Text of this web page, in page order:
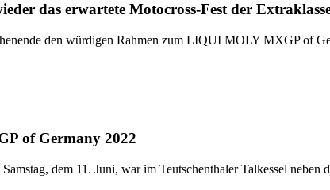
das erwartete Motocross-Fest der
den würdigen Rahmen zum LIQUI MOLY MXGP of
of Germany 2022
dem 11. Juni, war im Teutschenthaler Talkessel neben